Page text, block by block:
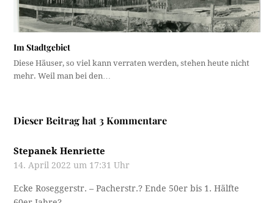
Im Stadtgebiet
Diese Häuser, so viel kann verraten werden, stehen heute nicht
mehr. Weil man bei den…
Dieser Beitrag hat 3 Kommentare
Stepanek Henriette
14. April 2022 um 17:31 Uhr
Ecke Roseggerstr. – Pacherstr.? Ende 50er bis 1. Hälfte